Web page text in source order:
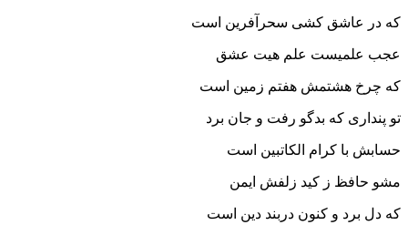
که در عاشق کشی سحرآفرین است
عجب علمیست علم هیت عشق
که چرخ هشتمش هفتم زمین است
تو پنداری که بدگو رفت و جان برد
حسابش با کرام الکاتبین است
مشو حافظ ز کید زلفش ایمن
که دل برد و کنون دربند دین است